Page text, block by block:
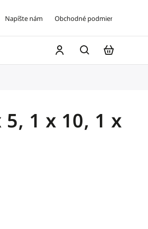
Napíšte nám Obchodné podmienky
5, 1 x 10, 1 x